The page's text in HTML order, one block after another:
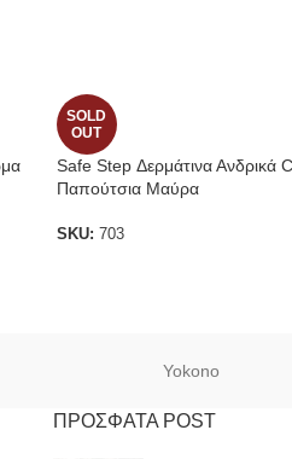
SOLD
OUT
Safe Step Δερμάτινα Ανδρικά
Παπούτσια Μαύρα
SKU: 703
Yokono
ΠΡΟΣΦΑΤΑ POST